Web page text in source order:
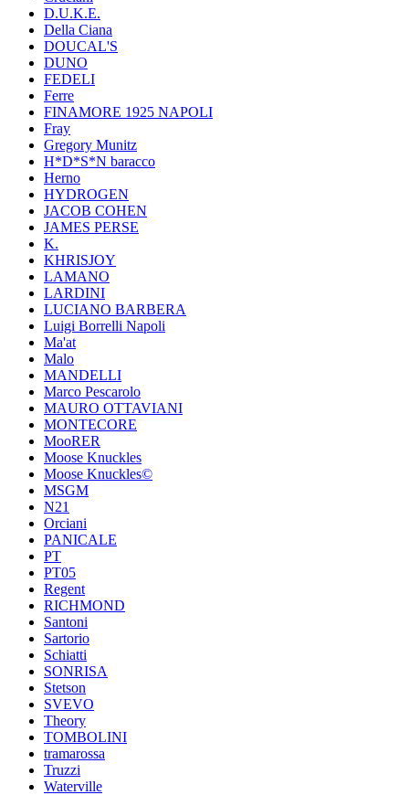
D.U.K.E.
Della Ciana
DOUCAL'S
DUNO
FEDELI
Ferre
FINAMORE 1925 NAPOLI
Fray
Gregory Munitz
H*D*S*N baracco
Herno
HYDROGEN
JACOB COHEN
JAMES PERSE
K.
KHRISJOY
LAMANO
LARDINI
LUCIANO BARBERA
Luigi Borrelli Napoli
Ma'at
Malo
MANDELLI
Marco Pescarolo
MAURO OTTAVIANI
MONTECORE
MooRER
Moose Knuckles
Moose Knuckles©️
MSGM
N21
Orciani
PANICALE
PT
PT05
Regent
RICHMOND
Santoni
Sartorio
Schiatti
SONRISA
Stetson
SVEVO
Theory
TOMBOLINI
tramarossa
Truzzi
Waterville